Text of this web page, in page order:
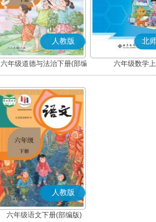
人教版
六年级道德与法治下册(部编
版)
北
六年级数学
人教版
六年级语文下册(部编版)